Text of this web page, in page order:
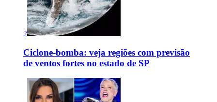
2
Ciclone-bomba: veja regiões com previsão
de ventos fortes no estado de SP